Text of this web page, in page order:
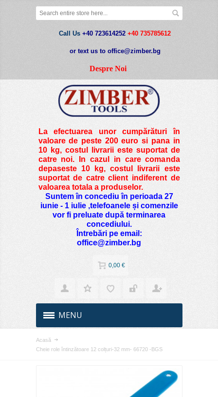
Call Us +40 723614252 +40 735785612
or text us to office@zimber.bg
Despre Noi
La efectuarea unor cumpărături în
valoare de peste200 euro si pana in
10 kg, costul livrarii este suportat de
catre noi. In cazul in care comanda
depaseste 10 kg, costul livrarii este
suportat de catre client indiferent de
valoarea totala a produselor.
Suntem în concediu în perioada 27
iunie - 1 iulie ,telefoanele și comenzile
vor fi preluate după terminarea
concediului.
Întrebări pe email:
office@zimber.bg
0,00 €
MENU
Acasă
Cheie role întinzătoare 12 colțuri-32 mm- 66720 -BGS